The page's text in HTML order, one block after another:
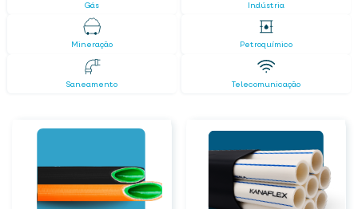
Gás Indústria
Mineração Petroquímico
Saneamento Telecomunicação